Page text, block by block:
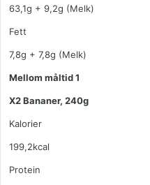
63,1g + 9,2g (Melk)
Fett
7,8g + 7,8g (Melk)
Mellom måltid 1
X2 Bananer, 240g
Kalorier
199,2kcal
Protein